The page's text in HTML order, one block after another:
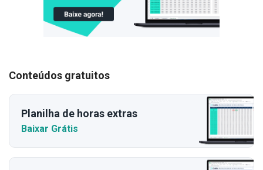
Conteúdos gratuitos
Planilha de horas extras
Baixar Grátis